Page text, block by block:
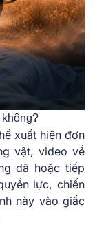
xuất hiện đơn
vật, video về
dã hoặc tiếp
lực, chiến
này vào giấc